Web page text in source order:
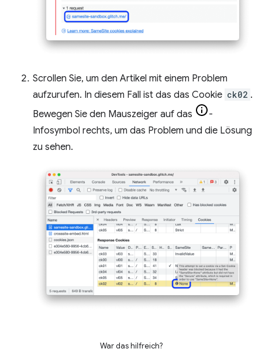
Scrollen Sie, um den Artikel mit einem Problem
aufzurufen. In diesem Fall ist das das Cookie ck02 .
Bewegen Sie den Mauszeiger auf das
-
Infosymbol rechts, um das Problem und die Lösung
zu sehen.
War das hilfreich?